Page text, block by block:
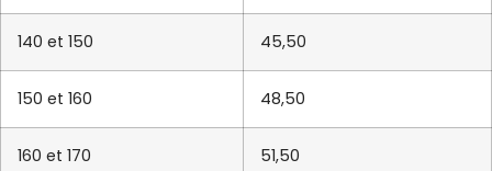
140 et 150 45,50
150 et 160 48,50
160 et 170 51,50